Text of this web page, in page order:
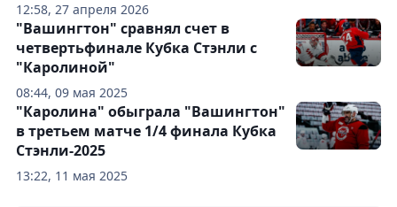
12:58, 27 апреля 2026
08:44, 09 мая 2025
"Вашингтон" сравнял счет в
четвертьфинале Кубка Стэнли с
"Каролиной"
13:22, 11 мая 2025
"Каролина" обыграла "Вашингтон"
в третьем матче 1/4 финала Кубка
Стэнли-2025